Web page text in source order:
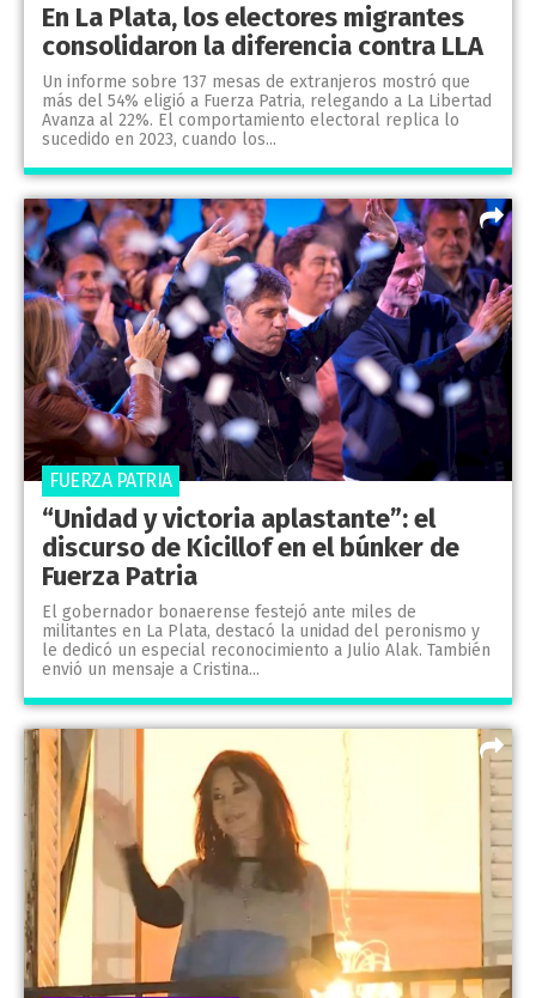
En La Plata, los electores migrantes
consolidaron la diferencia contra LLA
Un informe sobre 137 mesas de extranjeros mostró que
más del 54% eligió a Fuerza Patria, relegando a La Libertad
Avanza al 22%. El comportamiento electoral replica lo
sucedido en 2023, cuando los...
“Unidad y victoria aplastante”: el
discurso de Kicillof en el búnker de
Fuerza Patria
El gobernador bonaerense festejó ante miles de
militantes en La Plata, destacó la unidad del peronismo y
le dedicó un especial reconocimiento a Julio Alak. También
envió un mensaje a Cristina...
FUERZA PATRIA